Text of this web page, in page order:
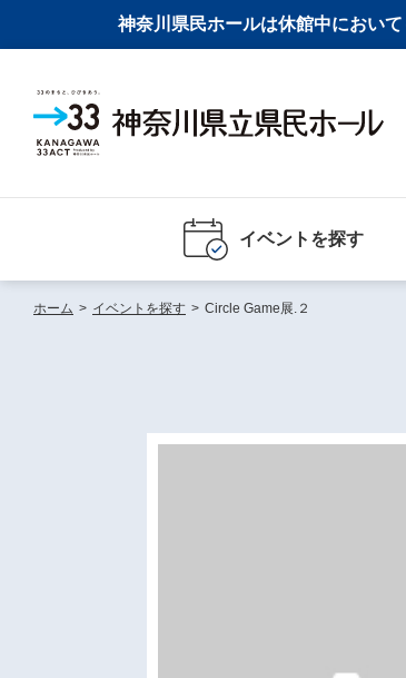
神奈川県民ホールは休館中におい
イベントを探す
ホーム > イベントを探す > Circle Game展.２